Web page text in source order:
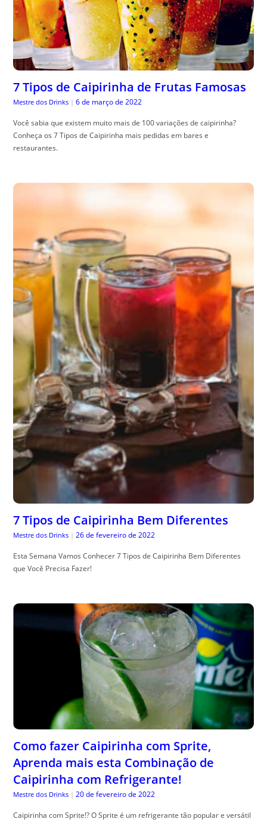
7 Tipos de Caipirinha de Frutas Famosas
Mestre dos Drinks | 6 de março de 2022
Você sabia que existem muito mais de 100 variações de caipirinha?
Conheça os 7 Tipos de Caipirinha mais pedidas em bares e
restaurantes.
7 Tipos de Caipirinha Bem Diferentes
Mestre dos Drinks | 26 de fevereiro de 2022
Esta Semana Vamos Conhecer 7 Tipos de Caipirinha Bem Diferentes
que Você Precisa Fazer!
Como fazer Caipirinha com Sprite,
Aprenda mais esta Combinação de
Caipirinha com Refrigerante!
Mestre dos Drinks | 20 de fevereiro de 2022
Caipirinha com Sprite!? O Sprite é um refrigerante tão popular e versátil